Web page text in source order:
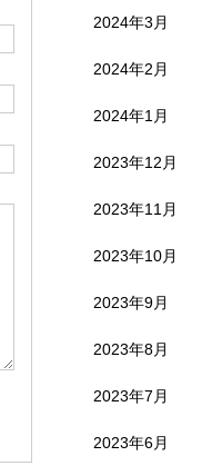
2024年3月
2024年2月
2024年1月
2023年12月
2023年11月
2023年10月
2023年9月
2023年8月
2023年7月
2023年6月